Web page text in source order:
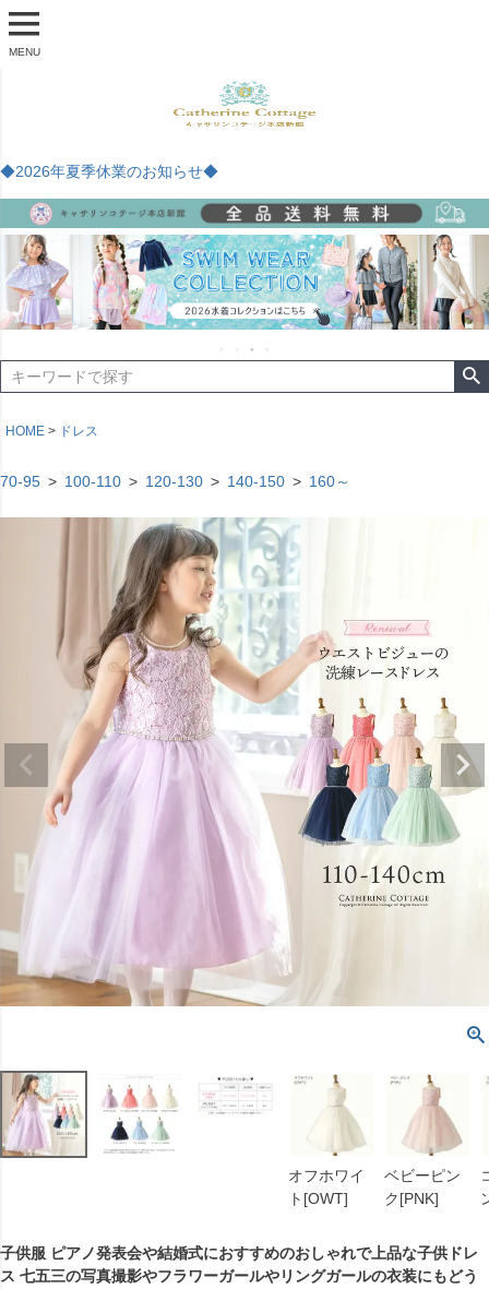
MENU
◆2026年夏季休業のお知らせ◆
HOME ドレス
70-95 100-110 120-130 140-150 160～
オフホワイ
ト[OWT]
ベビーピン
ク[PNK]
子供服 ピアノ発表会や結婚式におすすめのおしゃれで上品な子供ドレ
ス 七五三の写真撮影やフラワーガールやリングガールの衣装にもどう